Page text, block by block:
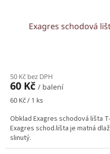
Exagres schodová
50 Kč bez DPH
60 Kč / balení
Měrná
60 Kč / 1 ks
Obklad Exagres schodová lišta
Exagres schod.lišta je matná
slinutý.